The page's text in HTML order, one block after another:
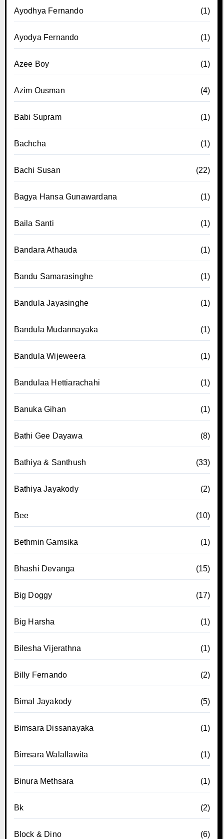
Ayodhya Fernando (1)
Ayodya Fernando (1)
Azee Boy (1)
Azim Ousman (4)
Babi Supram (1)
Bachcha (1)
Bachi Susan (22)
Bagya Hansa Gunawardana (1)
Baila Santi (1)
Bandara Athauda (1)
Bandu Samarasinghe (1)
Bandula Jayasinghe (1)
Bandula Mudannayaka (1)
Bandula Wijeweera (1)
Bandulaa Hettiarachahi (1)
Banuka Gihan (1)
Bathi Gee Dayawa (8)
Bathiya & Santhush (33)
Bathiya Jayakody (2)
Bee (10)
Bethmin Gamsika (1)
Bhashi Devanga (15)
Big Doggy (17)
Big Harsha (1)
Bilesha Vijerathna (1)
Billy Fernando (2)
Bimal Jayakody (5)
Bimsara Dissanayaka (1)
Bimsara Walallawita (1)
Binura Methsara (1)
Bk (2)
Block & Dino (6)